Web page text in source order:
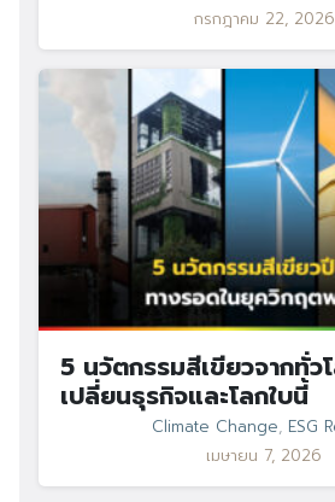
Search
กรกฎาคม 22, 2026
5 นวัตกรรมสีเขียวจากทั่ว
เปลี่ยนธุรกิจและโลกใบนี้
Climate Change, ESG
เมษายน 7, 2026